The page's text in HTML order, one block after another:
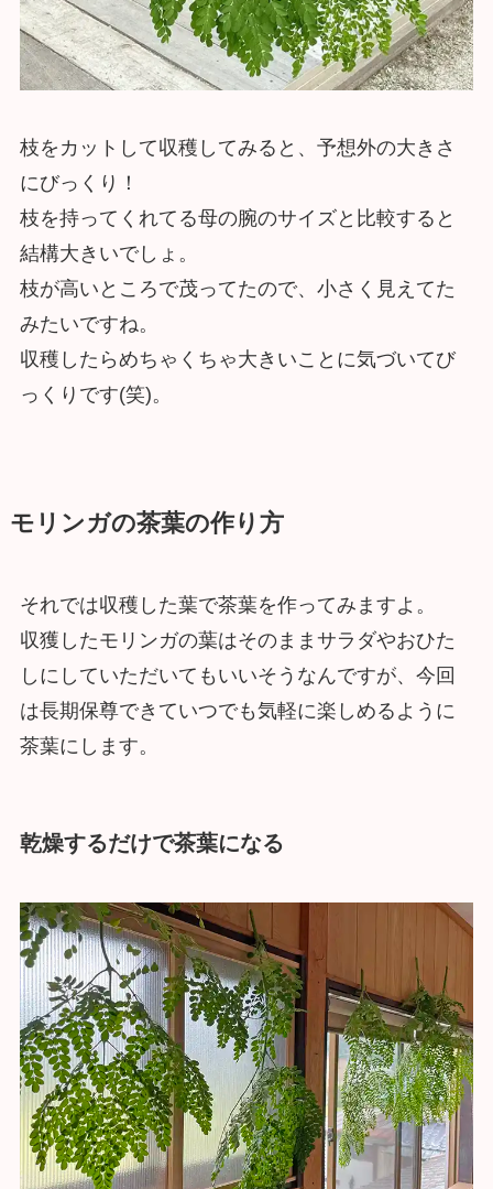
枝をカットして収穫してみると、予想外の大きさ
にびっくり！
枝を持ってくれてる母の腕のサイズと比較すると
結構大きいでしょ。
枝が高いところで茂ってたので、小さく見えてた
みたいですね。
収穫したらめちゃくちゃ大きいことに気づいてび
っくりです(笑)。
モリンガの茶葉の作り方
それでは収穫した葉で茶葉を作ってみますよ。
収獲したモリンガの葉はそのままサラダやおひた
しにしていただいてもいいそうなんですが、今回
は長期保尊できていつでも気軽に楽しめるように
茶葉にします。
乾燥するだけで茶葉になる